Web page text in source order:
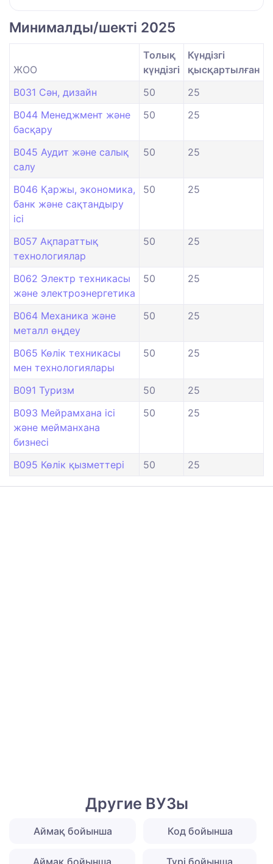
Минималды/шекті 2025
ЖОО
Толық
күндізгі
Күндізгі
қысқартылған
B031 Сән, дизайн
50
25
B044 Менеджмент және
басқару
50 25
B045 Аудит және салық
салу
50 25
B046 Қаржы, экономика,
банк және сақтандыру
ісі
50 25
B057 Ақпараттық
технологиялар
50 25
B062 Электр техникасы
және электроэнергетика
50 25
B064 Механика және
металл өңдеу
50 25
B065 Көлік техникасы
мен технологиялары
50 25
B091 Туризм 50
25
B093 Мейрамхана ісі
және мейманхана
бизнесі
50 25
B095 Көлік қызметтері 50 25
Другие ВУЗы
Аймақ бойынша Код бойынша